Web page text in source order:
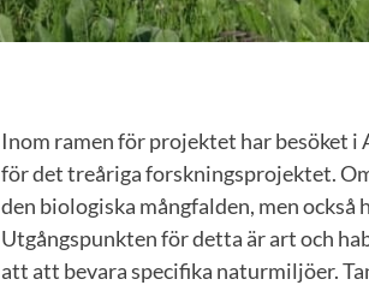
Inom ramen för projektet har besöket
för det treåriga forskningsprojektet.
den biologiska mångfalden, men
Utgångspunkten för detta är art och
att att bevara specifika naturmiljöer.